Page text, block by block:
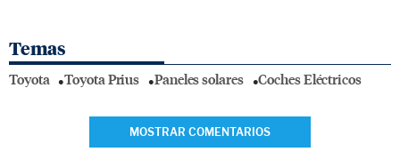
Temas
Toyota Toyota Prius Paneles solares Coches Eléctricos
MOSTRAR COMENTARIOS